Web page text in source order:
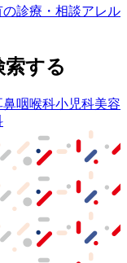
の診療・相談アレル
する
鼻咽喉科小児科美容